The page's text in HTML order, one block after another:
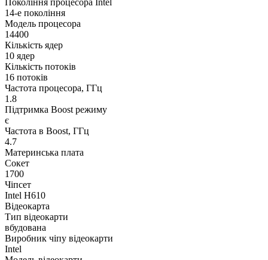
14-е покоління
Модель процесора
14400
Кількість ядер
10 ядер
Кількість потоків
16 потоків
Частота процесора, ГГц
1.8
Підтримка Boost режиму
є
Частота в Boost, ГГц
4.7
Материнська плата
Сокет
1700
Чіпсет
Intel H610
Відеокарта
Тип відеокарти
вбудована
Виробник чіпу відеокарти
Intel